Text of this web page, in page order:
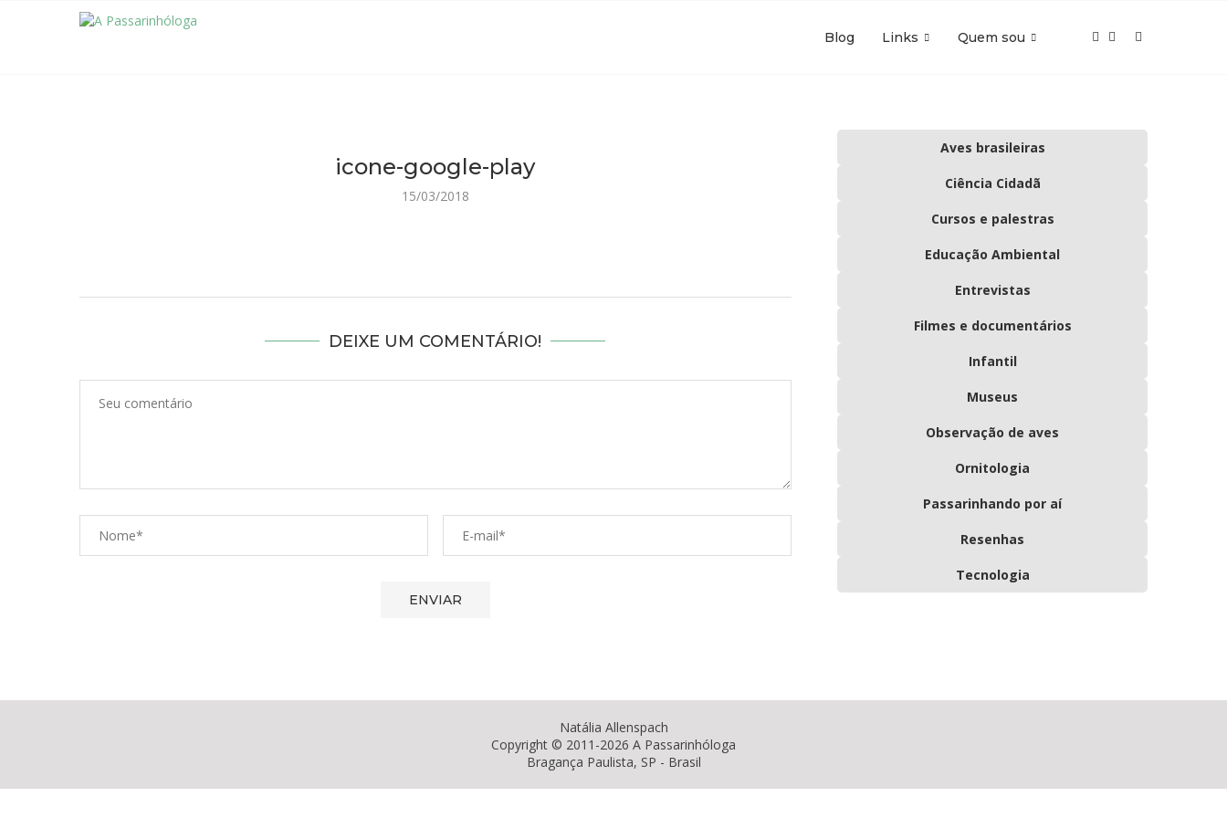
Blog Links Quem sou
icone-google-play
15/03/2018
DEIXE UM COMENTÁRIO!
Aves brasileiras
Ciência Cidadã
Cursos e palestras
Educação Ambiental
Entrevistas
Filmes e documentários
Infantil
Museus
Observação de aves
Ornitologia
Passarinhando por aí
Resenhas
Tecnologia
Natália Allenspach
Copyright © 2011-2026 A Passarinhóloga
Bragança Paulista, SP - Brasil